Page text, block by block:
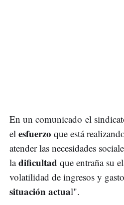
En un comunicado el
el esfuerzo que está
atender las necesidades
ladificultad que entraña su
volatilidad de ingresos y
situación actual".